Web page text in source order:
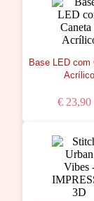
Base LED com
Acrílico
€ 23,90